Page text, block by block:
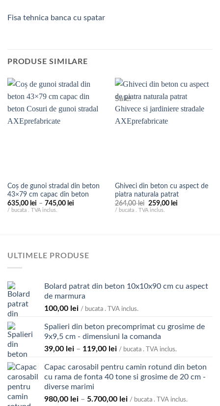
Fisa tehnica banca cu spatar
PRODUSE SIMILARE
Coș de gunoi stradal din beton
43×79 cm capac din beton
635,00 lei – 745,00 leiInterval
/ bucata . TVA inclus.
Sale!
Ghiveci din beton cu aspect de
piatra naturala patrat
264,00lei Prețul
inițial
259,00 leiPrețul
/ bucata . TVA inclus.
ULTIMELE PRODUSE
Bolard patrat din beton 10x10x90 cm cu aspect
de marmura
100,00 lei / bucata . TVA inclus.
Spalieri din beton precomprimat cu grosime de
9x9,5 cm - dimensiuni la comanda
39,00 lei – 119,00 leiInterval
prețuri:
39,00 lei
la
/ bucata . TVA inclus.
Capac carosabil pentru camin rotund din beton
cu rama de fonta 40 tone si grosime de 20 cm -
diverse marimi
980,00 lei – 5.700,00 leiInterval
/ bucata . TVA inclus.